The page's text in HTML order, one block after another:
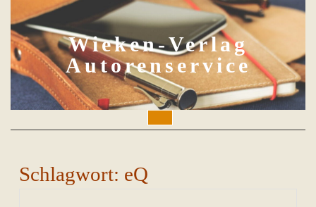
to
content
Wieken-Verlag
Autorenservice
Schlagwort: eQ